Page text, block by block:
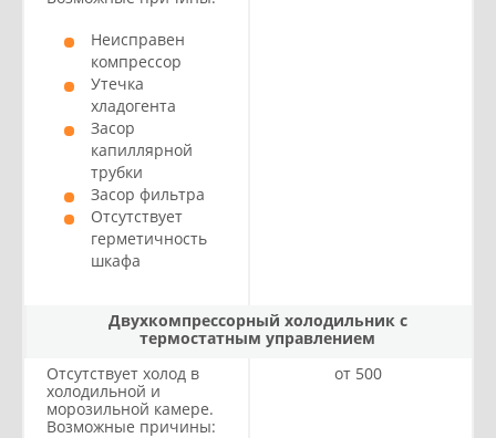
Неисправен
компрессор
Утечка
хладогента
Засор
капиллярной
трубки
Засор фильтра
Отсутствует
герметичность
шкафа
Двухкомпрессорный холодильник с
термостатным управлением
Отсутствует холод в
холодильной и
морозильной камере.
Возможные причины:
от 500